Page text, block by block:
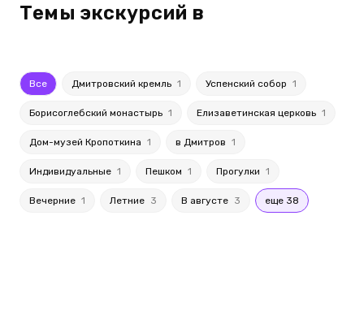
Темы экскурсий в
Все Дмитровский кремль 1 Успенский собор 1
Борисоглебский монастырь 1 Елизаветинская церковь 1
Дом-музей Кропоткина 1 в Дмитров 1
Индивидуальные 1 Пешком 1 Прогулки 1
Вечерние 1 Летние 3 В августе 3 еще 38